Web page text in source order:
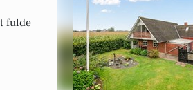
fulde